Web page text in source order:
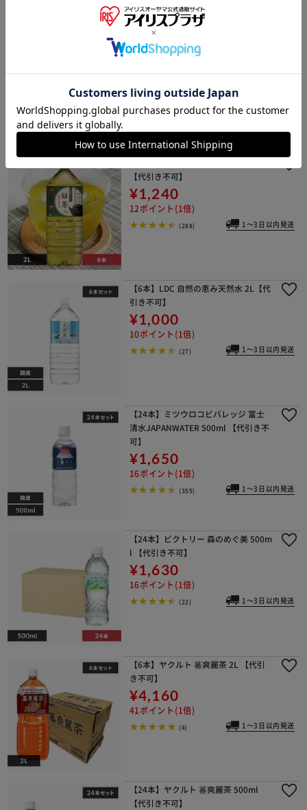
【 24本】LDC 自然の恵み天然水 500
ml 【代引き不可】
【代引き不可】
¥1,240
12ポイント(1倍)
(288) 1～3日以内発送
【6本】LDC 自然の恵み天然水 2L【代
引き不可】
¥1,000
10ポイント(1倍)
(27) 1～3日以内発送
【24本】ミツウロコビバレッジ 富士
清水JAPANWATER 500ml 【代引き不
可】
¥1,650
16ポイント(1倍)
(355) 1～3日以内発送
【24本】ビクトリー 森のめぐ美 500m
l 【代引き不可】
¥1,630
16ポイント(1倍)
(22) 1～3日以内発送
【6本】ヤクルト 蕃爽麗茶 2L 【代引
き不可】
¥4,160
41ポイント(1倍)
(4) 1～3日以内発送
【24本】ヤクルト 蕃爽麗茶 500ml
【代引き不可】